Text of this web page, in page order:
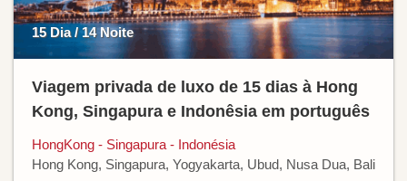
15 Dia / 14 Noite
Viagem privada de luxo de 15 dias à Hong
Kong, Singapura e Indonêsia em português
HongKong - Singapura - Indonésia
Hong Kong, Singapura, Yogyakarta, Ubud, Nusa Dua, Bali